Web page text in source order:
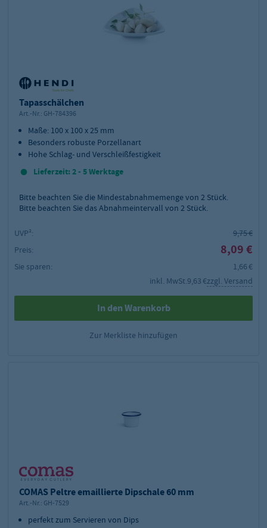
Tapasschälchen
Art.-Nr.: GH-784396
Maße: 100 x 100 x 25 mm
Besonders robuste Porzellanart
Hohe Schlag- und Verschleißfestigkeit
Lieferzeit: 2 - 5 Werktage
Bitte beachten Sie die Mindestabnahmemenge von 2 Stück.
Bitte beachten Sie das Abnahmeintervall von 2 Stück.
UVP²:
9,75 €
Preis:
8,09 €
Sie sparen:
1,66 €
inkl. MwSt.9,63 €zzgl. Versand
In den Warenkorb
Zur Merkliste hinzufügen
COMAS Peltre emaillierte Dipschale 60 mm
Art.-Nr.: GH-7529
perfekt zum Servieren von Dips